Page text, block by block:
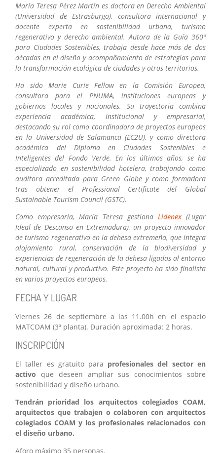
María Teresa Pérez Martín es doctora en Derecho Ambiental
(Universidad de Estrasburgo), consultora internacional y
docente experta en sostenibilidad urbana, turismo
regenerativo y derecho ambiental. Autora de la Guía 360º
para Ciudades Sostenibles, trabaja desde hace más de dos
décadas en el diseño y acompañamiento de estrategias para
la transformación ecológica de ciudades y otros territorios.
Ha sido Marie Curie Fellow en la Comisión Europea,
consultora para el PNUMA, instituciones europeas y
gobiernos locales y nacionales. Su trayectoria combina
experiencia académica, institucional y empresarial,
destacando su rol como coordinadora de proyectos europeos
en la Universidad de Salamanca (EC2U), y como directora
académica del Diploma en Ciudades Sostenibles e
Inteligentes del Fondo Verde. En los últimos años, se ha
especializado en sostenibilidad hotelera, trabajando como
auditora acreditada para Green Globe y como formadora
tras obtener el Professional Certificate del Global
Sustainable Tourism Council (GSTC).
Como empresaria, María Teresa gestiona Lidenex(Lugar
Ideal de Descanso en Extremadura), un proyecto innovador
de turismo regenerativo en la dehesa extremeña, que integra
alojamiento rural, conservación de la biodiversidad y
experiencias de regeneración de la dehesa ligadas al entorno
natural, cultural y productivo. Este proyecto ha sido finalista
en varios proyectos europeos.
FECHA Y LUGAR
Viernes 26 de septiembre a las 11.00h en el espacio
MATCOAM (3ª planta). Duración aproximada: 2 horas.
INSCRIPCIÓN
El taller es gratuito para profesionales del sector en
activo que deseen ampliar sus conocimientos sobre
sostenibilidad y diseño urbano.
Tendrán prioridad los arquitectos colegiados COAM,
arquitectos que trabajen o colaboren con arquitectos
colegiados COAM y los profesionales relacionados con
el diseño urbano.
Aforo máximo 35 personas.